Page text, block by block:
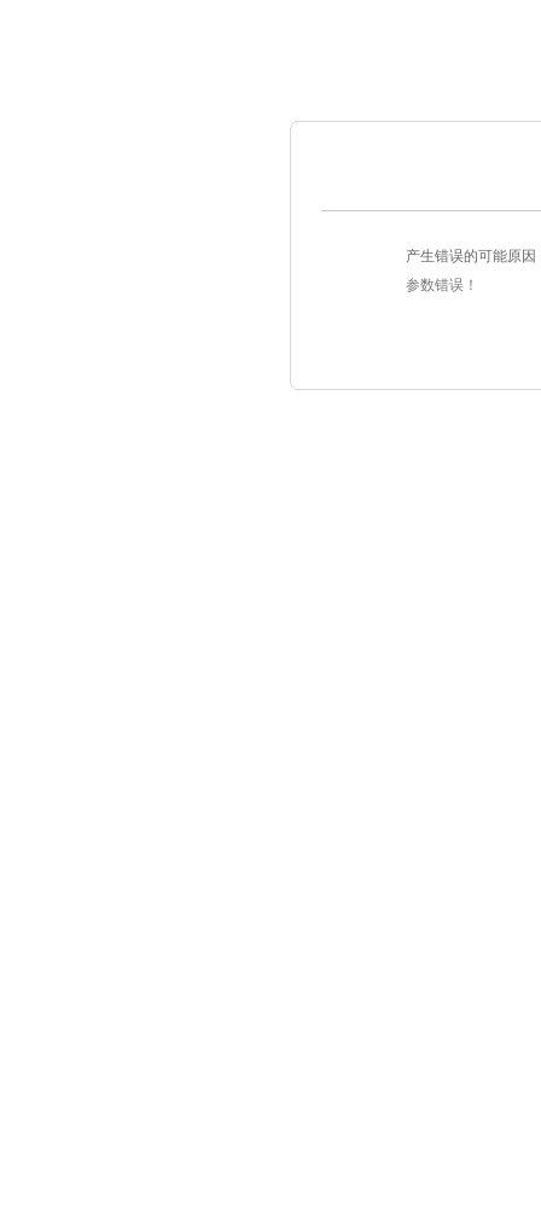
产生错误的可能原因
参数错误！